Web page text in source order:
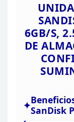
6GB/S,
DE
SanDisk